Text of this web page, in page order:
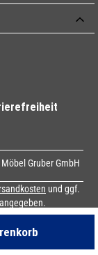
Gruber GmbH
und ggf.